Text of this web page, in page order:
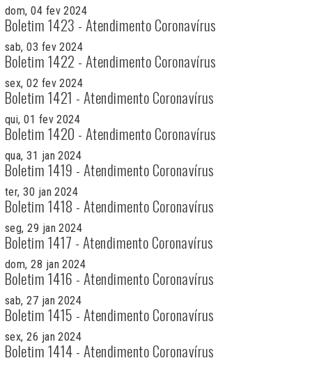
dom, 04 fev 2024
Boletim 1423 - Atendimento Coronavírus
sab, 03 fev 2024
Boletim 1422 - Atendimento Coronavírus
sex, 02 fev 2024
Boletim 1421 - Atendimento Coronavírus
qui, 01 fev 2024
Boletim 1420 - Atendimento Coronavírus
qua, 31 jan 2024
Boletim 1419 - Atendimento Coronavírus
ter, 30 jan 2024
Boletim 1418 - Atendimento Coronavírus
seg, 29 jan 2024
Boletim 1417 - Atendimento Coronavírus
dom, 28 jan 2024
Boletim 1416 - Atendimento Coronavírus
sab, 27 jan 2024
Boletim 1415 - Atendimento Coronavírus
sex, 26 jan 2024
Boletim 1414 - Atendimento Coronavírus